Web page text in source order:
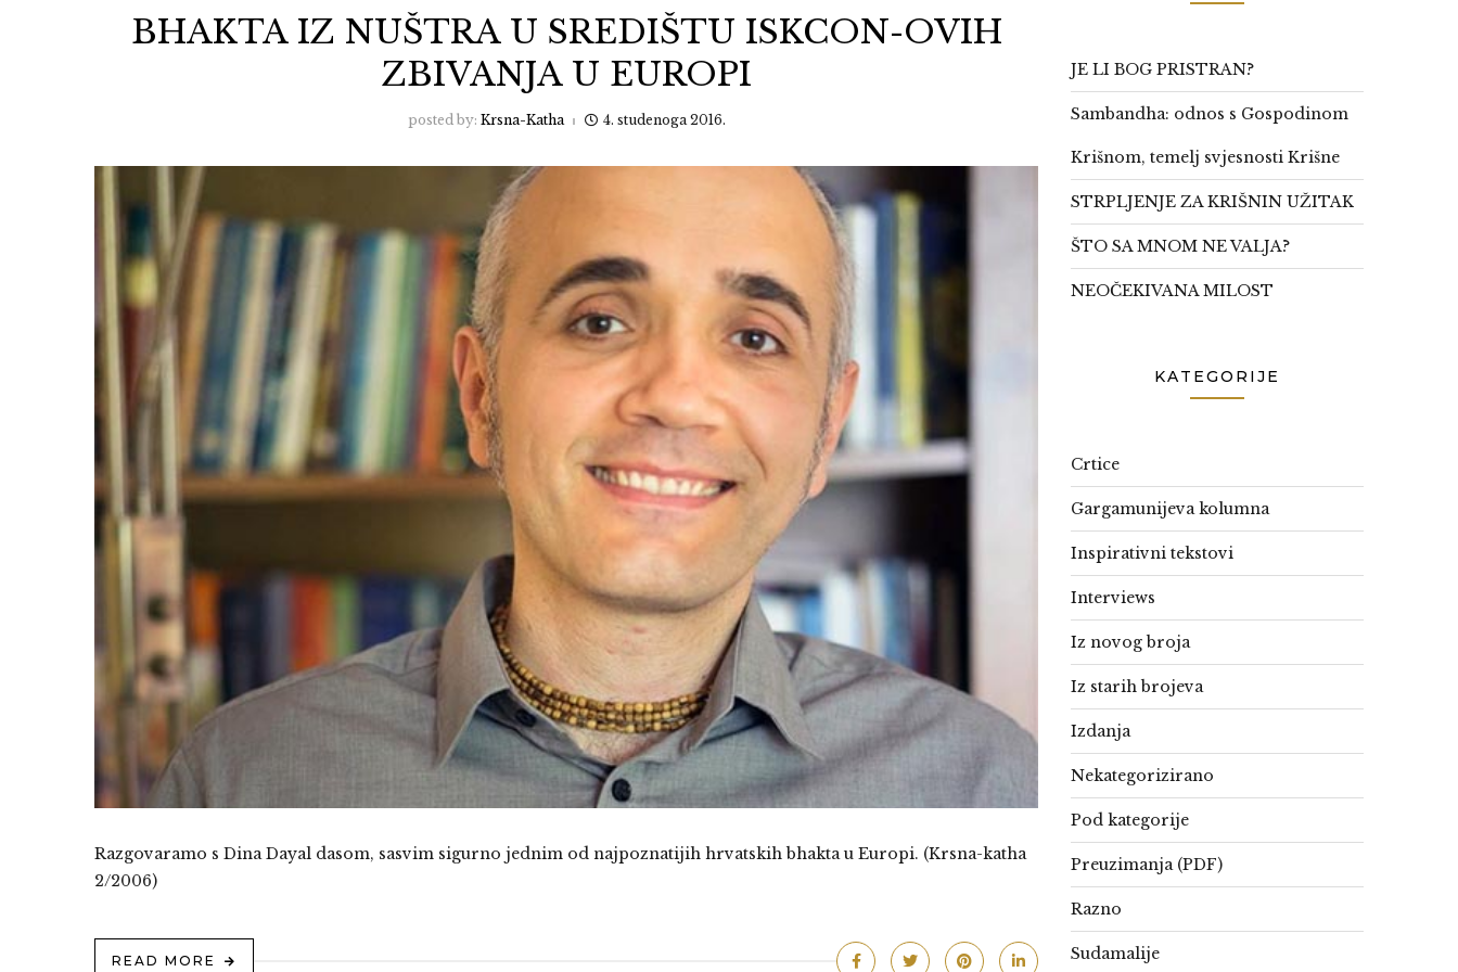
BHAKTA IZ NUŠTRA U SREDIŠTU ISKCON-OVIH
ZBIVANJA U EUROPI
posted by: Krsna-Katha 4. studenoga 2016.
Razgovaramo s Dina Dayal dasom, sasvim sigurno jednim od najpoznatijih hrvatskih bhakta u Europi. (Krsna-katha
2/2006)
READ MORE
JE LI BOG PRISTRAN?
Sambandha: odnos s Gospodinom
Krišnom, temelj svjesnosti Krišne
STRPLJENJE ZA KRIŠNIN UŽITAK
ŠTO SA MNOM NE VALJA?
NEOČEKIVANA MILOST
KATEGORIJE
Crtice
Gargamunijeva kolumna
Inspirativni tekstovi
Interviews
Iz novog broja
Iz starih brojeva
Izdanja
Nekategorizirano
Pod kategorije
Preuzimanja (PDF)
Razno
Sudamalije